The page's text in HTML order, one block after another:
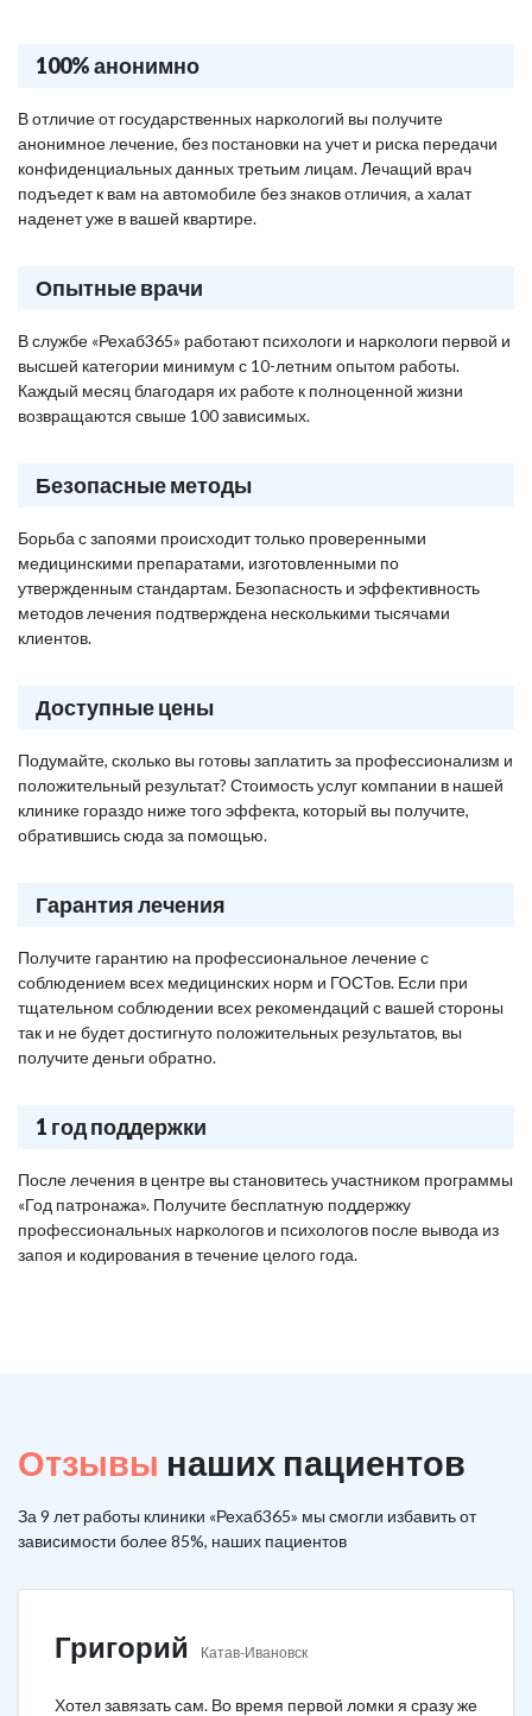
100% анонимно
В отличие от государственных наркологий вы получите
анонимное лечение, без постановки на учет и риска передачи
конфиденциальных данных третьим лицам. Лечащий врач
подъедет к вам на автомобиле без знаков отличия, а халат
наденет уже в вашей квартире.
Опытные врачи
В службе «Рехаб365» работают психологи и наркологи первой и
высшей категории минимум с 10-летним опытом работы.
Каждый месяц благодаря их работе к полноценной жизни
возвращаются свыше 100 зависимых.
Безопасные методы
Борьба с запоями происходит только проверенными
медицинскими препаратами, изготовленными по
утвержденным стандартам. Безопасность и эффективность
методов лечения подтверждена несколькими тысячами
клиентов.
Доступные цены
Подумайте, сколько вы готовы заплатить за профессионализм и
положительный результат? Стоимость услуг компании в нашей
клинике гораздо ниже того эффекта, который вы получите,
обратившись сюда за помощью.
Гарантия лечения
Получите гарантию на профессиональное лечение с
соблюдением всех медицинских норм и ГОСТов. Если при
тщательном соблюдении всех рекомендаций с вашей стороны
так и не будет достигнуто положительных результатов, вы
получите деньги обратно.
1 год поддержки
После лечения в центре вы становитесь участником программы
«Год патронажа». Получите бесплатную поддержку
профессиональных наркологов и психологов после вывода из
запоя и кодирования в течение целого года.
Отзывы наших пациентов
За 9 лет работы клиники «Рехаб365» мы смогли избавить от
зависимости более 85%, наших пациентов
Григорий Катав-Ивановск
Хотел завязать сам. Во время первой ломки я сразу же